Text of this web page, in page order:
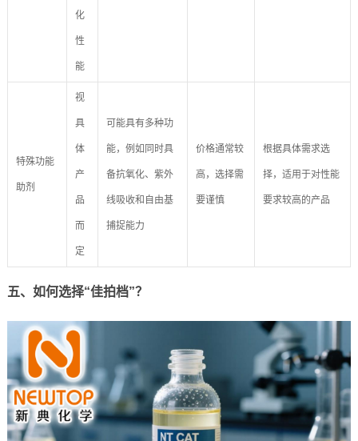
化
性
能
特殊功能
助剂
视
具
体
产
品
而
定
可能具有多种功
能，例如同时具
备抗氧化、紫外
线吸收和自由基
捕捉能力
价格通常较
高，选择需
要谨慎
根据具体需求选
择，适用于对性能
要求较高的产品
五、如何选择“佳拍档”？